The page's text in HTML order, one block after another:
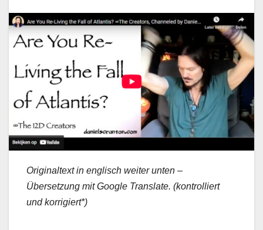
Originaltext in englisch weiter unten –
Übersetzung mit Google Translate. (kontrolliert
und korrigiert*)